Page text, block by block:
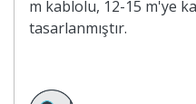
m kablolu, 12-15 m'ye
tasarlanmıştır.